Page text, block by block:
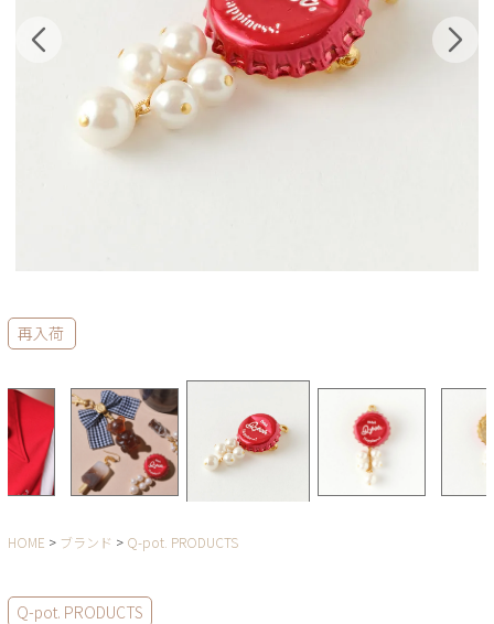
再入荷
HOME ブランド Q-pot. PRODUCTS
Q-pot. PRODUCTS